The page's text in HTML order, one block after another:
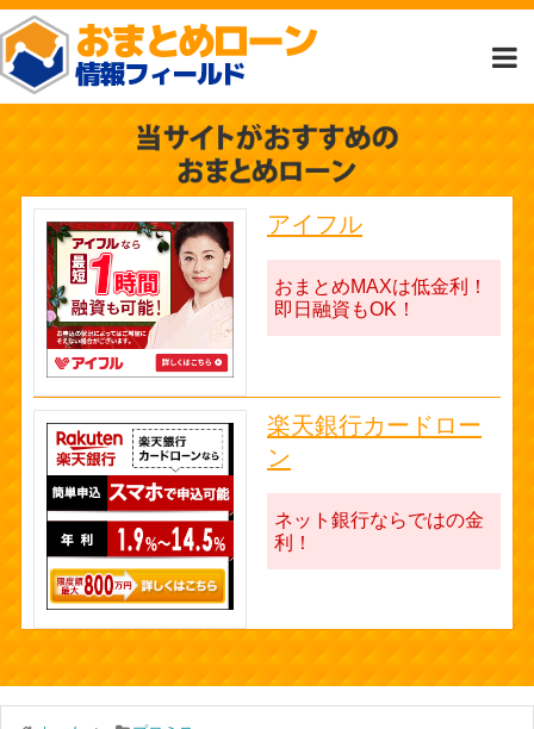
アイフル
おまとめMAXは低金利！
即日融資もOK！
楽天銀行カードロー
ン
ネット銀行ならではの金
利！